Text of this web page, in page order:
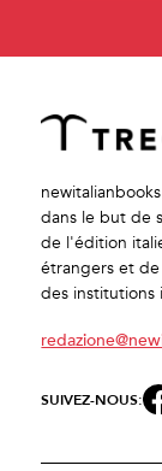
dans le but de
de l'édition
étrangers et de
des institutions
SUIVEZ-NOUS: